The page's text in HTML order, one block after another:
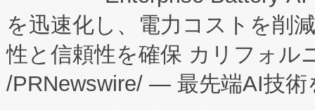
従来のフェッドバッチ施設の
に、患者やサプライチェーン
キー方式で拡張性が高く、持
を迅速化し、電力コストを削
性と信頼性を確保 カリフォル
/PRNewswire/ — 最先端AI技術